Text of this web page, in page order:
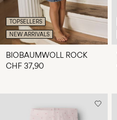
TOPSELLERS
NEW ARRIVALS
BIOBAUMWOLL ROCK
CHF 37,90